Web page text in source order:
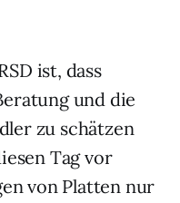
ist, dass
und die
zu schätzen
Tag vor
von Platten nur